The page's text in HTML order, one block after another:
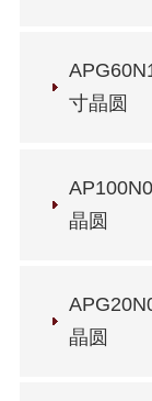
寸晶圆
晶圆
晶圆